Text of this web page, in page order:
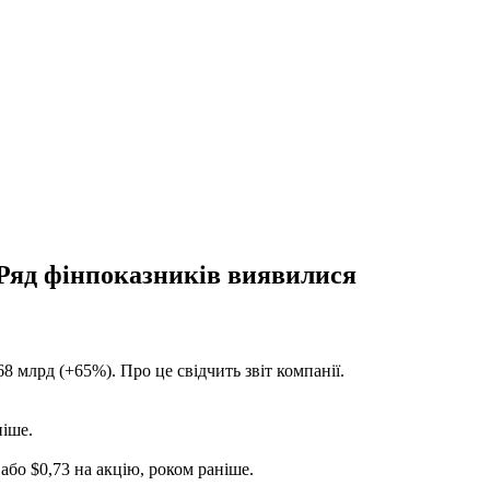
фінпоказників виявилися
(+65%). Про це свідчить звіт компанії.
$0,73 на акцію, роком раніше.